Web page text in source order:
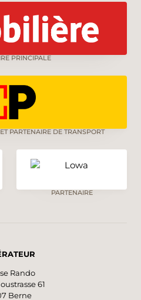
PRINCIPALE
PARTENAIRE DE TRANSPORT
PARTENAIRE
Rando
61
Berne